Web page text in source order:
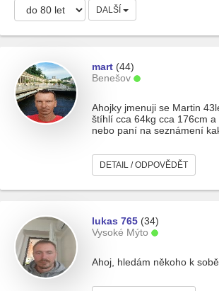
DALŠÍ
mart (44)
Benešov
Ahojky jmenuji se Martin
štíhlí cca 64kg cca 176cm a
nebo paní na seznámení
DETAIL / ODPOVĚDĚT
lukas 765 (34)
Vysoké Mýto
Ahoj, hledám někoho k sobě